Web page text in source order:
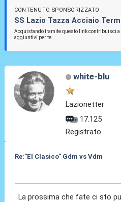
CONTENUTO SPONSORIZZATO
SS Lazio Tazza Acciaio
Acquistando tramite questo link contribuisci
aggiuntivi per te.
white-blu
Lazionetter
17.125
Registrato
Re:"El Clasico" Gdm vs Vdm
La prossima che fate ci sto